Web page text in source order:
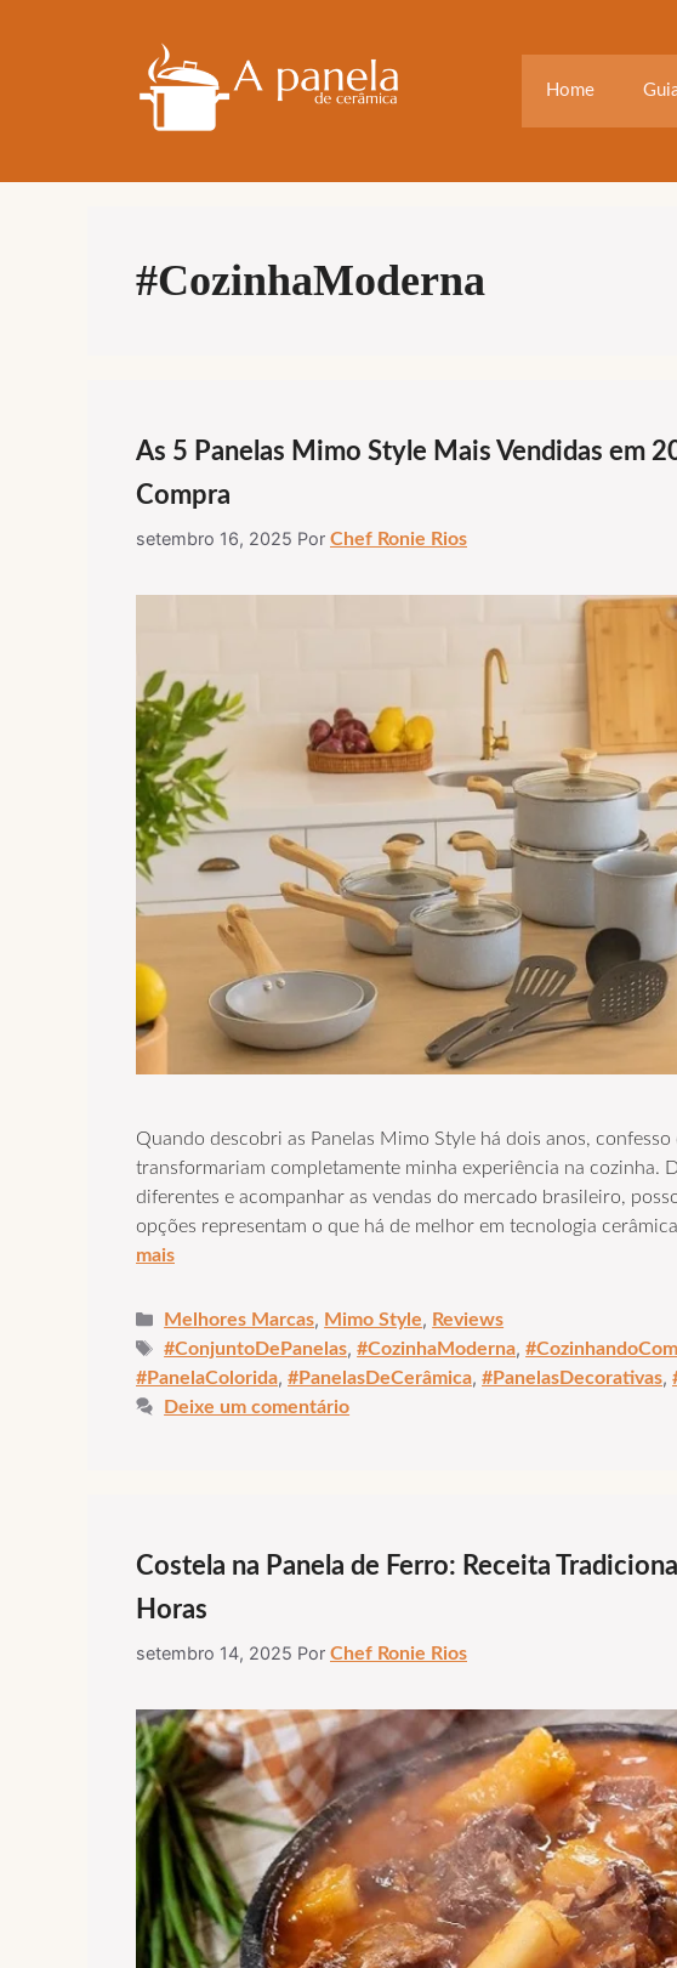
Home
#CozinhaModerna
As 5 Panelas Mimo Style Mais Vendidas em
Compra
setembro 16, 2025 Por Chef Ronie Rios
Quando descobri as Panelas Mimo Style há dois anos,
transformariam completamente minha experiência na cozinha.
diferentes e acompanhar as vendas do mercado brasileiro,
opções representam o que há de melhor em tecnologia
mais
Categorias
Melhores Marcas, Mimo Style, Reviews
Tags
#ConjuntoDePanelas,#CozinhaModerna,
#PanelaColorida, #PanelasDeCerâmica, #PanelasDecorativas,
Deixe um comentário
Costela na Panela de Ferro: Receita
Horas
setembro 14, 2025 Por Chef Ronie Rios